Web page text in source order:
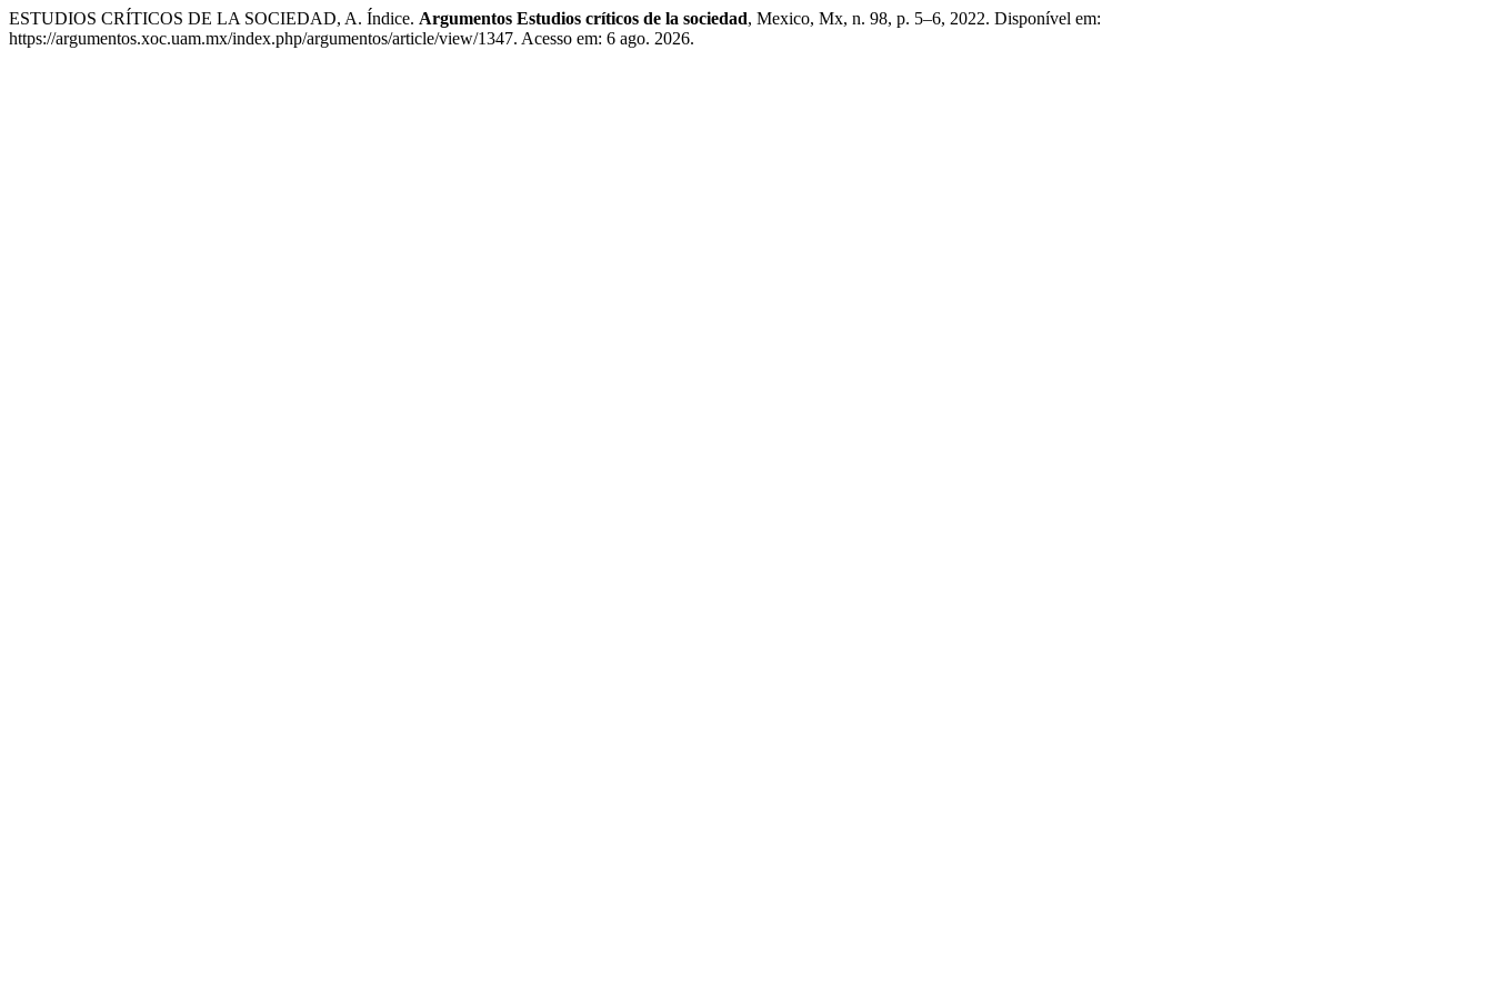
ESTUDIOS CRÍTICOS DE LA SOCIEDAD, A. Índice. Argumentos Estudios críticos de la sociedad, Mexico, Mx, n. 98, p. 5–6, 2022. Disponível em:
https://argumentos.xoc.uam.mx/index.php/argumentos/article/view/1347. Acesso em: 6 ago. 2026.